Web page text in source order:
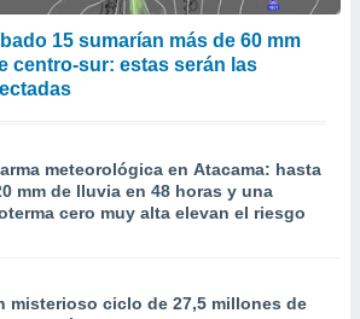
15 sumarían más de 60 mm
centro-sur: estas serán las
meteorológica en Atacama: hasta
mm de lluvia en 48 horas y una
cero muy alta elevan el riesgo
misterioso ciclo de 27,5 millones de